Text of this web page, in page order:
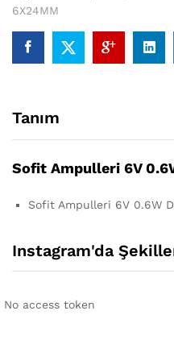
6X24MM
Tanım
Sofit Ampulleri 6V
Sofit Ampulleri 6V 0.6W
Instagram'da
No access token